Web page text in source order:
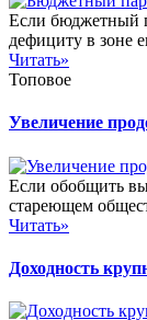
Если бюджетный
дефициту в зоне
Читать»
Топовое
Увеличение
Если обобщить
стареющем
Читать»
Доходность